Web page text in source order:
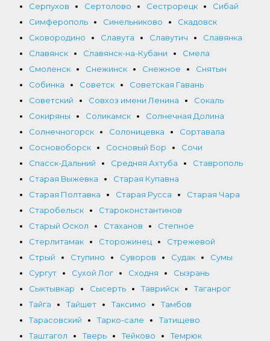
Серпухов
Сертолово Сестрорецк
Сибай
Симферополь
Синельниково
Скадовск
Сковородино
Славута Славутич
Славянка
Славянск
Славянск-на-Кубани
Смела
Смоленск
Снежинск Снежное
Снятын
Собинка
Советск
Советская Гавань
Советский
Совхоз имени Ленина
Сокаль
Сокиряны
Соликамск
Солнечная Долина
Солнечногорск
Солоницевка
Сортавала
Сосновоборск
Сосновый Бор
Сочи
Спасск-Дальний
Средняя Ахтуба
Ставрополь
Старая Выжевка
Старая Купавна
Старая Полтавка
Старая Русса
Старая Чара
Старобельск
Староконстантинов
Старый Оскол
Стаханов
Степное
Стерлитамак
Сторожинец
Стрежевой
Стрый
Ступино Суворов Судак
Сумы
Сургут
Сухой Лог Сходня
Сызрань
Сыктывкар
Сысерть Таврийск
Таганрог
Тайга
Тайшет Таксимо
Тамбов
Тарасовский
Тарко-сале
Татищево
Таштагол
Тверь Тейково
Темрюк